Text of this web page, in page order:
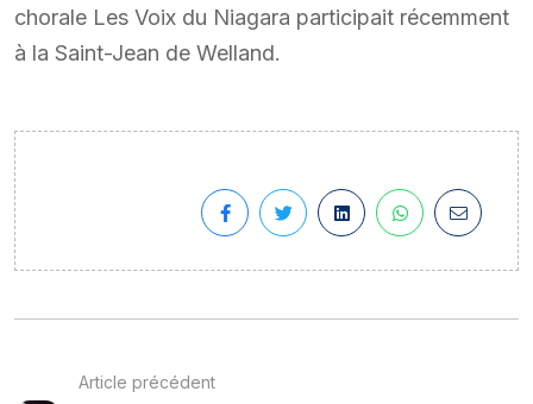
chorale Les Voix du Niagara participait récemment
à la Saint-Jean de Welland.
Article précédent